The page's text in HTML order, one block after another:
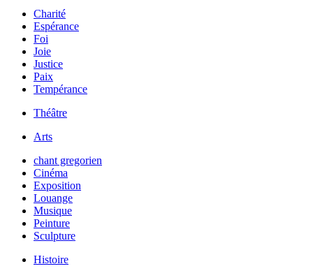
Charité
Espérance
Foi
Joie
Justice
Paix
Tempérance
Théâtre
Arts
chant gregorien
Cinéma
Exposition
Louange
Musique
Peinture
Sculpture
Histoire